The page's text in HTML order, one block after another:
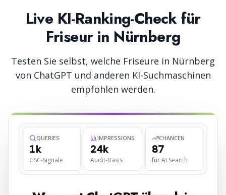
Live KI-Ranking-Check für
Friseurin Nürnberg
Testen Sie selbst, welche Friseure in Nürnberg
von ChatGPT und anderen KI-Suchmaschinen
empfohlen werden.
QUERIES
1k
GSC-Signale
IMPRESSIONS
24k
Audit-Basis
CHANCEN
87
für AI Search